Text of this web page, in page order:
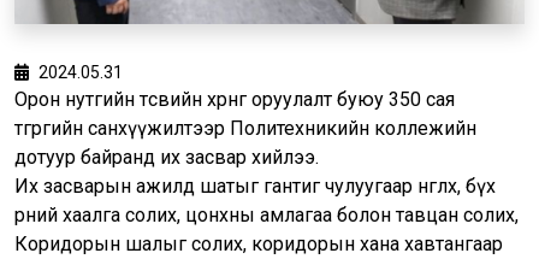
2024.05.31
Орон нутгийн төсвийн хөрөнгө оруулалт буюу 350 сая
төгрөгийн санхүүжилтээр Политехникийн коллежийн
дотуур байранд их засвар хийлээ.
Их засварын ажилд шатыг гантиг чулуугаар өнгөлөх, бүх
өрөөний хаалга солих, цонхны амлагаа болон тавцан солих,
Коридорын шалыг солих, коридорын хана хавтангаар